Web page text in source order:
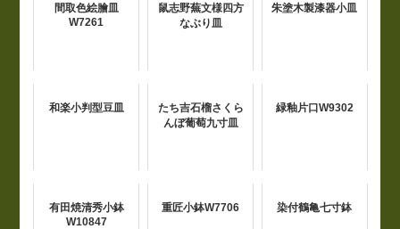
間取色絵膾皿
W7261
鼠志野蕪文様四方
なぶり皿
朱塗木製漆器小皿
和楽小判型豆皿
たち吉石榴さくら
んぼ葡萄九寸皿
緑釉片口W9302
有田焼清秀小鉢
W10847
重匠小鉢W7706 染付鶴亀七寸鉢